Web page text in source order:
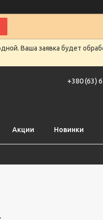
Ваша заявка будет
+380 (63)
Акции Новинки